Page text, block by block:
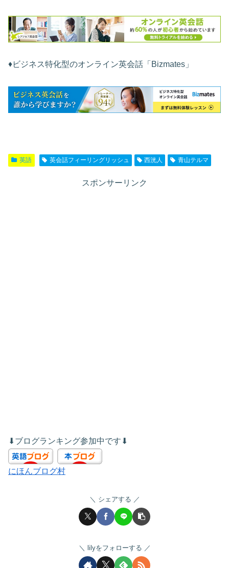
♦︎ビジネス特化型のオンライン英会話「Bizmates」
英語 英会話フィーリングリッシュ 西洸人 青山テルマ
スポンサーリンク
⬇︎ブログランキング参加中です⬇︎
にほんブログ村
シェアする
lilyをフォローする